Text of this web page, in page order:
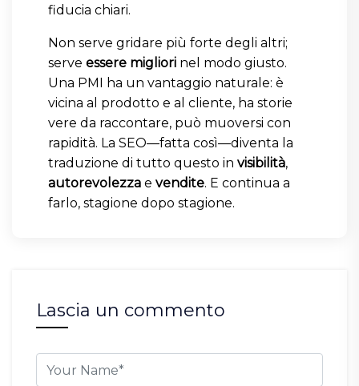
fiducia chiari.
Non serve gridare più forte degli altri;
serve essere migliori nel modo giusto.
Una PMI ha un vantaggio naturale: è
vicina al prodotto e al cliente, ha storie
vere da raccontare, può muoversi con
rapidità. La SEO—fatta così—diventa la
traduzione di tutto questo in visibilità,
autorevolezza e vendite. E continua a
farlo, stagione dopo stagione.
Lascia un commento